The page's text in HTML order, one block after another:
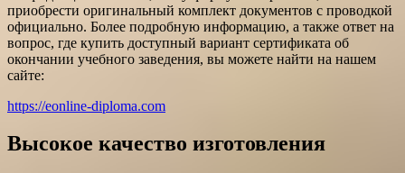
приобрести оригинальный комплект документов с проводкой
официально. Более подробную информацию, а также ответ на
вопрос, где купить доступный вариант сертификата об
окончании учебного заведения, вы можете найти на нашем
сайте:
https://eonline-diploma.com
Высокое качество изготовления